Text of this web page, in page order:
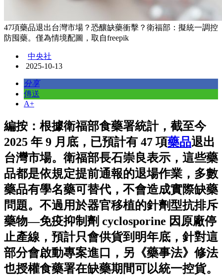
47項藥品退出台灣市場？恐釀缺藥衝擊？衛福部：擬統一調控
防囤藥。僅為情境配圖，取自freepik
中央社
2025-10-13
分享
傳送
A+
編按：根據衛福部食藥署統計，截至今
2025 年 9 月底，已預計有 47 項藥品退出
台灣市場。衛福部長石崇良表示，這些藥
品都是依規定提前通報的退場作業，多數
藥品有學名藥可替代，不會造成實際缺藥
問題。不過用於器官移植的針劑型抗排斥
藥物—免疫抑制劑 cyclosporine 因原廠停
止產線，預計只會供貨到明年底，針對這
部分會啟動專案進口，另《藥事法》修法
也授權食藥署在缺藥期間可以統一控貨。